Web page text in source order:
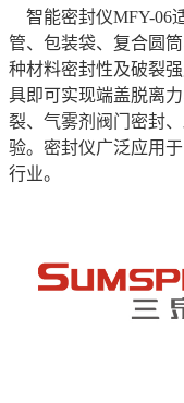
智能密封仪MFY-06
管、包装袋、复合圆
种材料密封性及破裂
具即可实现端盖脱离
裂、气雾剂阀门密封
验。密封仪广泛应用
行业。